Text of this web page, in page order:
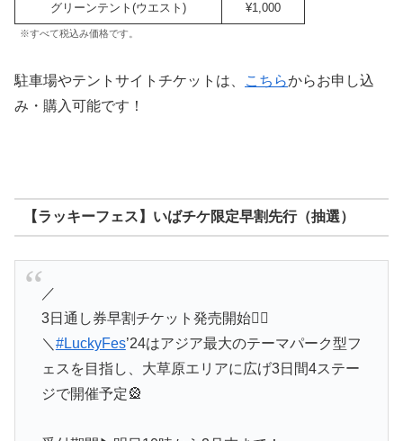
グリーンテント(ウエスト) ¥1,000
※すべて税込み価格です。
駐車場やテントサイトチケットは、 こちらからお申し込
み・購入可能です！
【ラッキーフェス】いばチケ限定早割先行（抽選）
／
3日通し券早割チケット発売開始❤️‍🔥
＼ #LuckyFes’24はアジア最大のテーマパーク型フ
ェスを目指し、大草原エリアに広げ3日間4ステー
ジで開催予定🎡